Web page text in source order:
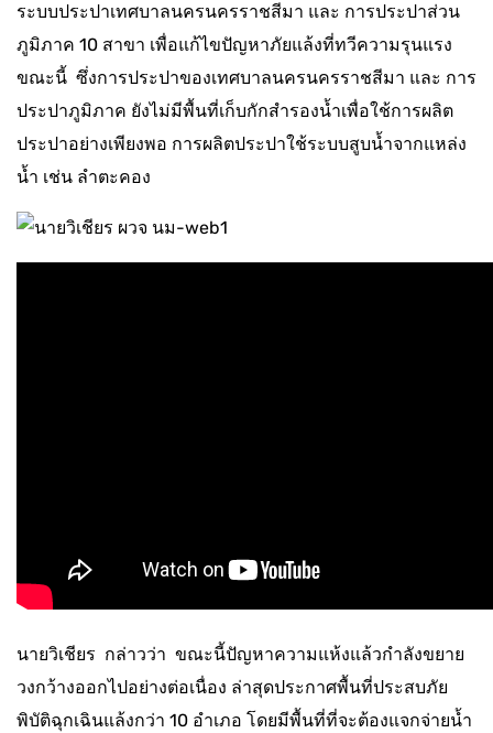
ระบบประปาเทศบาลนครนครราชสีมา และ การประปาส่วน
ภูมิภาค 10 สาขา เพื่อแก้ไขปัญหาภัยแล้งที่ทวีความรุนแรง
ขณะนี้ ซึ่งการประปาของเทศบาลนครนครราชสีมา และ การ
ประปาภูมิภาค ยังไม่มีพื้นที่เก็บกักสำรองน้ำเพื่อใช้การผลิต
ประปาอย่างเพียงพอ การผลิตประปาใช้ระบบสูบน้ำจากแหล่ง
น้ำ เช่น ลำตะคอง
นายวิเชียร กล่าวว่า ขณะนี้ปัญหาความแห้งแล้วกำลังขยาย
วงกว้างออกไปอย่างต่อเนื่อง ล่าสุดประกาศพื้นที่ประสบภัย
พิบัติฉุกเฉินแล้งกว่า 10 อำเภอ โดยมีพื้นที่ที่จะต้องแจกจ่ายน้ำ